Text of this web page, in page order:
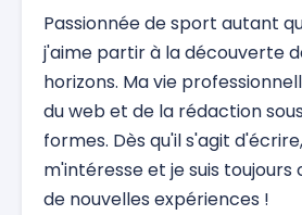
Passionnée de sport autant
j'aime partir à la découverte
horizons. Ma vie
du web et de la rédaction
formes. Dès qu'il s'agit
m'intéresse et je suis toujours
de nouvelles expériences !